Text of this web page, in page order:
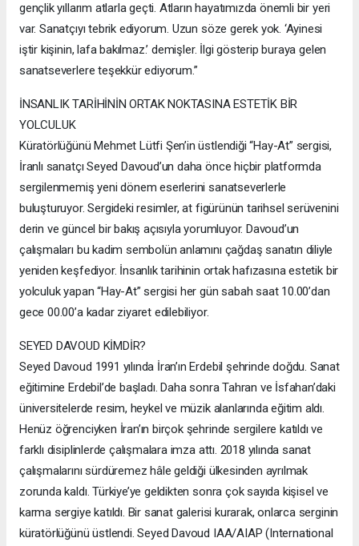
gençlik yıllarım atlarla geçti. Atların hayatımızda önemli bir yeri
var. Sanatçıyı tebrik ediyorum. Uzun söze gerek yok. ‘Ayinesi
iştir kişinin, lafa bakılmaz.’ demişler. İlgi gösterip buraya gelen
sanatseverlere teşekkür ediyorum.”
İNSANLIK TARİHİNİN ORTAK NOKTASINA ESTETİK BİR
YOLCULUK
Küratörlüğünü Mehmet Lütfi Şen’in üstlendiği “Hay-At” sergisi,
İranlı sanatçı Seyed Davoud’un daha önce hiçbir platformda
sergilenmemiş yeni dönem eserlerini sanatseverlerle
buluşturuyor. Sergideki resimler, at figürünün tarihsel serüvenini
derin ve güncel bir bakış açısıyla yorumluyor. Davoud’un
çalışmaları bu kadim sembolün anlamını çağdaş sanatın diliyle
yeniden keşfediyor. İnsanlık tarihinin ortak hafızasına estetik bir
yolculuk yapan “Hay-At” sergisi her gün sabah saat 10.00’dan
gece 00.00’a kadar ziyaret edilebiliyor.
SEYED DAVOUD KİMDİR?
Seyed Davoud 1991 yılında İran’ın Erdebil şehrinde doğdu. Sanat
eğitimine Erdebil’de başladı. Daha sonra Tahran ve İsfahan’daki
üniversitelerde resim, heykel ve müzik alanlarında eğitim aldı.
Henüz öğrenciyken İran’ın birçok şehrinde sergilere katıldı ve
farklı disiplinlerde çalışmalara imza attı. 2018 yılında sanat
çalışmalarını sürdüremez hâle geldiği ülkesinden ayrılmak
zorunda kaldı. Türkiye’ye geldikten sonra çok sayıda kişisel ve
karma sergiye katıldı. Bir sanat galerisi kurarak, onlarca serginin
küratörlüğünü üstlendi. Seyed Davoud IAA/AIAP (International